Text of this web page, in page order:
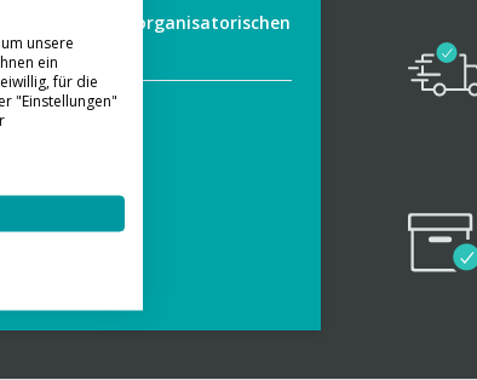
ist leider aus organisatorischen
unsere
ein
für die
"Einstellungen"